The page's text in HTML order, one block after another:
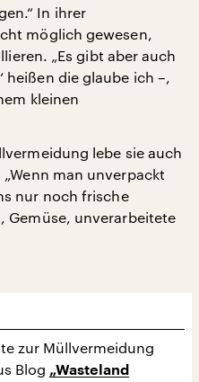
In ihrer
möglich gewesen,
„Es gibt aber auch
heißen die glaube ich –,
kleinen
lebe sie auch
man unverpackt
nur noch frische
Gemüse, unverarbeitete
zur Müllvermeidung
Blog „Wasteland